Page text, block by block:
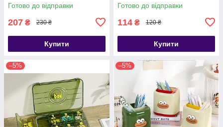
Готово до відправки
207 ₴ 230 ₴
Купити
Готово до відправки
114 ₴ 120 ₴
Купити
–5% –5%